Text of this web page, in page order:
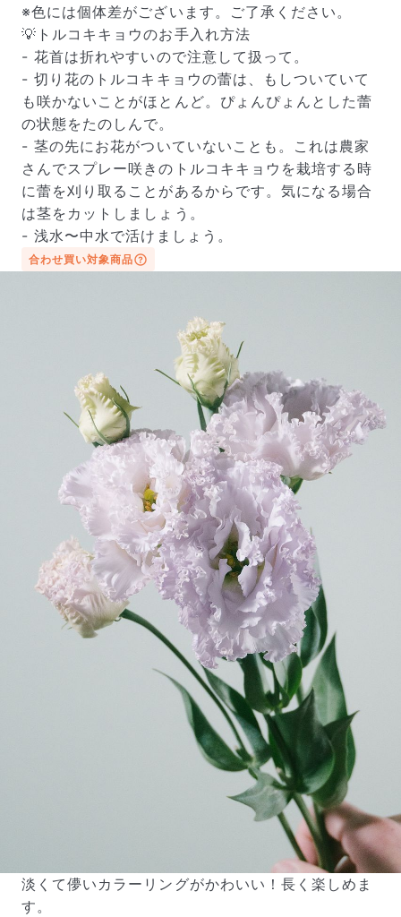
届いたお花に元気がなかったら？
もし届いたお花に「枯れている」「折れている」などの
不備があった場合は、些細なことでもお気軽にサポート
までご連絡ください。ご返金にて補償いたします。
写真と同じものが届く？
商品ページに掲載している写真は、実際にお届けする商
品を撮影したものです。お花は生き物なので、どうして
も色味やサイズ・咲き方に個体差はありますが、できる
だけ写真のイメージに近いものをお届けできるように人
の目でチェックをしています。
※色には個体差がございます。ご了承ください。
💡トルコキキョウのお手入れ方法
- 花首は折れやすいので注意して扱って。
- 切り花のトルコキキョウの蕾は、もしついていて
も咲かないことがほとんど。ぴょんぴょんとした蕾
の状態をたのしんで。
- 茎の先にお花がついていないことも。これは農家
さんでスプレー咲きのトルコキキョウを栽培する時
に蕾を刈り取ることがあるからです。気になる場合
は茎をカットしましょう。
- 浅水〜中水で活けましょう。
合わせ買い対象商品
淡くて儚いカラーリングがかわいい！長く楽しめま
す。